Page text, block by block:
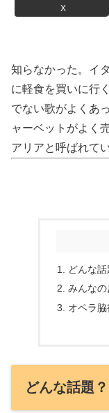
X
知らなかった。イ
に軽食を買いに行
でない歌がよくあ
ャーベットがよく
アリアと呼ばれてい
どんな話
みんなの
オペラ
どんな話題？